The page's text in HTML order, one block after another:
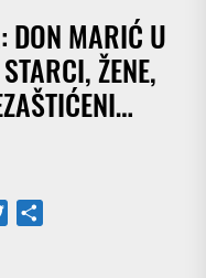
DON MARIĆ U
ŽENE,
Twitter